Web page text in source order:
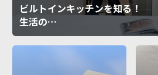
ビルトインキッチンを知る！
生活の…